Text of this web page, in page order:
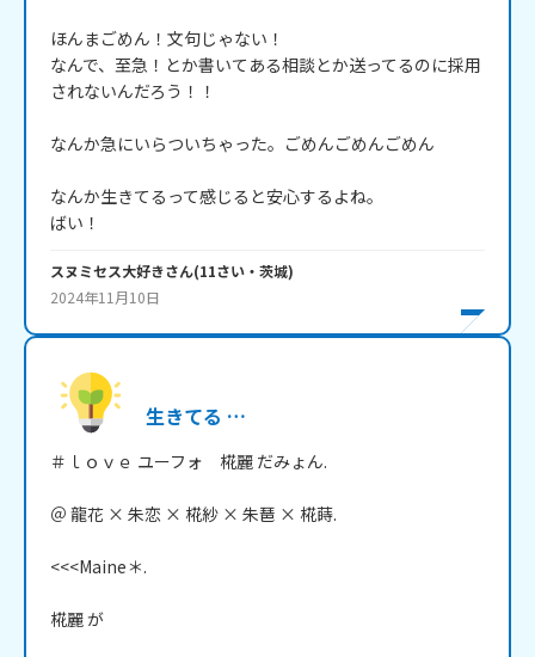
ほんまごめん！文句じゃない！
なんで、至急！とか書いてある相談とか送ってるのに採用
されないんだろう！！
なんか急にいらついちゃった。ごめんごめんごめん
なんか生きてるって感じると安心するよね。
ばい！
スヌミセス大好きさん(11さい・ 茨城)
2024年11月10日
生きてる …
＃ｌｏｖｅ ユーフォ　椛麗 だみょん.
＠ 龍花 × 朱恋 × 椛紗 × 朱琶 × 椛蒔.
<<<Maine＊.
椛麗 が